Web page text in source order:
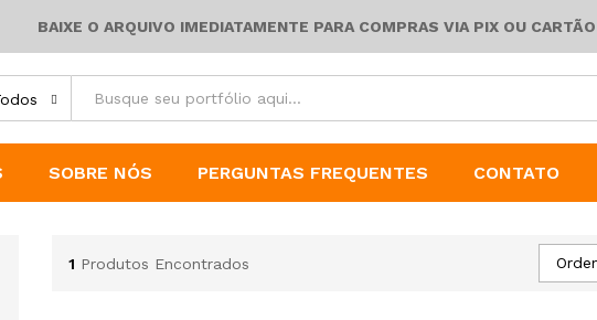
BAIXE O ARQUIVO IMEDIATAMENTE PARA COMPRAS VIA PIX OU
SOBRE NÓS PERGUNTAS FREQUENTES CONTATO
1 Produtos Encontrados